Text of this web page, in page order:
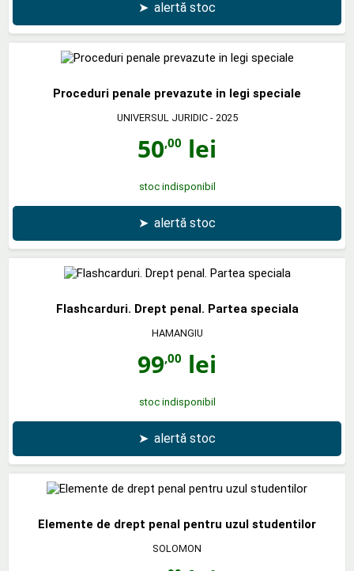
➤ alertă stoc
Proceduri penale prevazute in legi speciale
UNIVERSUL JURIDIC- 2025
50,00 lei
stoc indisponibil
➤ alertă stoc
Flashcarduri. Drept penal. Partea speciala
HAMANGIU
99,00 lei
stoc indisponibil
➤ alertă stoc
Elemente de drept penal pentru uzul studentilor
SOLOMON